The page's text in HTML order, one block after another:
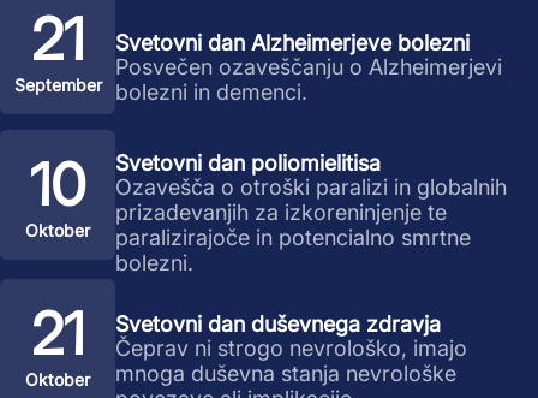
21
September
Svetovni dan Alzheimerjeve bolezni
Posvečen ozaveščanju o Alzheimerjevi
bolezni in demenci.
10
Oktober
Svetovni dan poliomielitisa
Ozavešča o otroški paralizi in globalnih
prizadevanjih za izkoreninjenje te
paralizirajoče in potencialno smrtne
bolezni.
21
Oktober
Svetovni dan duševnega zdravja
Čeprav ni strogo nevrološko, imajo
mnoga duševna stanja nevrološke